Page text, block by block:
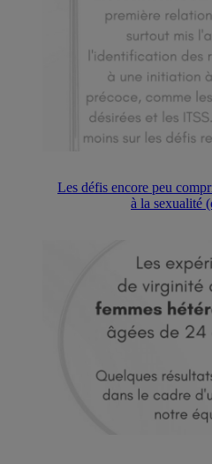
Les défis encore peu
à la sexualité